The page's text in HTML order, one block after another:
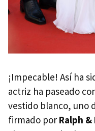
¡Impecable! Así ha
actriz ha paseado
vestido blanco, uno
firmado por Ralph &